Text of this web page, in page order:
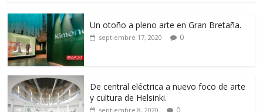
Un otoño a pleno arte en Gran Bretaña.
septiembre 17, 2020 0
De central eléctrica a nuevo foco de arte
y cultura de Helsinki.
septiembre 8, 2020 0